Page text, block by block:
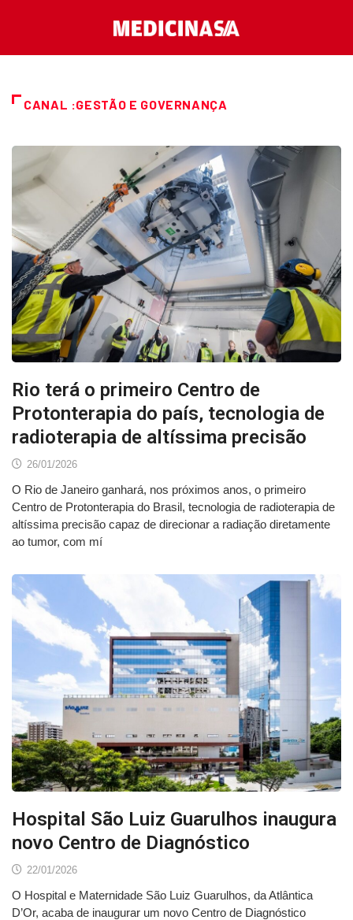
CANAL :GESTÃO E GOVERNANÇA
Rio terá o primeiro Centro de
Protonterapia do país, tecnologia de
radioterapia de altíssima precisão
26/01/2026
O Rio de Janeiro ganhará, nos próximos anos, o primeiro
Centro de Protonterapia do Brasil, tecnologia de radioterapia de
altíssima precisão capaz de direcionar a radiação diretamente
ao tumor, com mí
Hospital São Luiz Guarulhos inaugura
novo Centro de Diagnóstico
22/01/2026
O Hospital e Maternidade São Luiz Guarulhos, da Atlântica
D’Or, acaba de inaugurar um novo Centro de Diagnóstico